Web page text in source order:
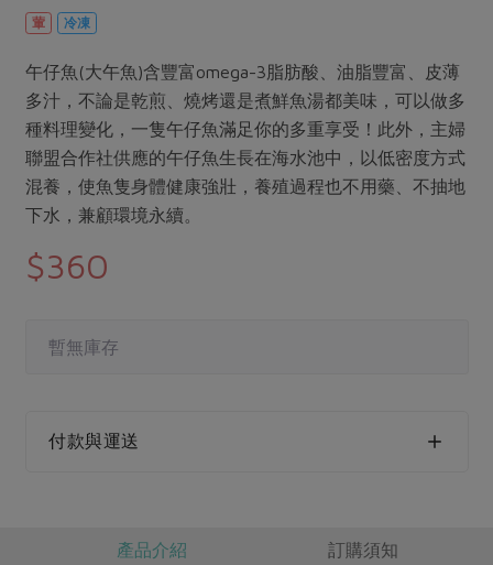
美妝保養 個人清潔
家庭清潔 織品
日用品 圖書禮品
防災用品
最新產品
樂齡友善
主題食譜
異國料理
年菜食譜
節慶大餐
高麗菜海鮮煎餅
主婦聯盟X樂齡網特約優惠案
2024農業發展計畫年度報告
更多議題活動
把最好的台灣味帶回家！
公益金
更多議題
生活者e週報
綠主張月刊
社員權益
社務專區
選舉專區
最新消息
媒體報導
活動報下載
葷 冷凍
午仔魚(大午魚)含豐富omega-3脂肪酸、油脂豐富、皮薄
多汁，不論是乾煎、燒烤還是煮鮮魚湯都美味，可以做多
種料理變化，一隻午仔魚滿足你的多重享受！此外，主婦
聯盟合作社供應的午仔魚生長在海水池中，以低密度方式
混養，使魚隻身體健康強壯，養殖過程也不用藥、不抽地
下水，兼顧環境永續。
$360
暫無庫存
付款與運送
產品介紹 訂購須知